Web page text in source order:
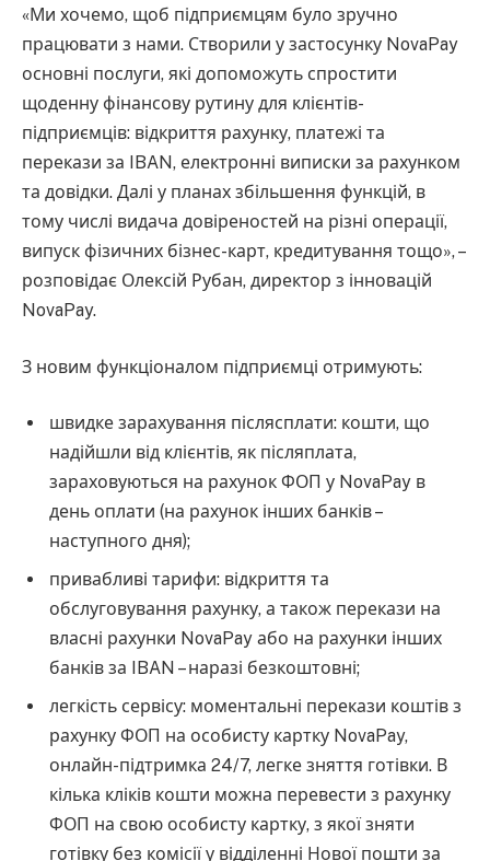
«Ми хочемо, щоб підприємцям було зручно
працювати з нами. Створили у застосунку NovaPay
основні послуги, які допоможуть спростити
щоденну фінансову рутину для клієнтів-
підприємців: відкриття рахунку, платежі та
перекази за IBAN, електронні виписки за рахунком
та довідки. Далі у планах збільшення функцій, в
тому числі видача довіреностей на різні операції,
випуск фізичних бізнес-карт, кредитування тощо», –
розповідає Олексій Рубан, директор з інновацій
NovaPay.
З новим функціоналом підприємці отримують:
швидке зарахування післясплати: кошти, що
надійшли від клієнтів, як післяплата,
зараховуються на рахунок ФОП у NovaPay в
день оплати (на рахунок інших банків –
наступного дня);
привабливі тарифи: відкриття та
обслуговування рахунку, а також перекази на
власні рахунки NovaPay або на рахунки інших
банків за IBAN – наразі безкоштовні;
легкість сервісу: моментальні перекази коштів з
рахунку ФОП на особисту картку NovaPay,
онлайн-підтримка 24/7, легке зняття готівки. В
кілька кліків кошти можна перевести з рахунку
ФОП на свою особисту картку, з якої зняти
готівку без комісії у відділенні Нової пошти за